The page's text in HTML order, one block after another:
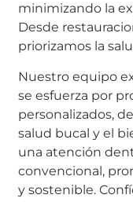
minimizando la
Desde
priorizamos la
Nuestro equipo
se esfuerza por
personalizados,
salud bucal y el
una atención
convencional,
y sostenible.